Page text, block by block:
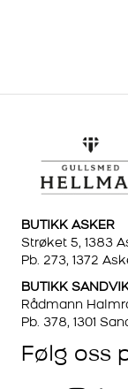
BUTIKK ASKER
Strøket 5, 1383
Pb. 273, 1372
BUTIKK
Rådmann
Pb. 378, 1301
Følg oss